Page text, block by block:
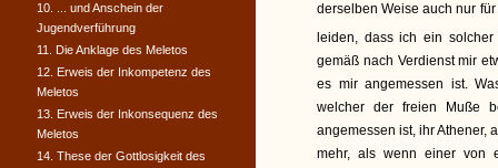
derselben Weise auch nur
leiden, dass ich ein
gemäß nach Verdienst mir
es mir angemessen ist.
welcher der freien Muße
angemessen ist, ihr Athener,
mehr, als wenn einer von
10. ... und Anschein der
Jugendverführung
11. Die Anklage des Meletos
12. Erweis der Inkompetenz des
Meletos
13. Erweis der Inkonsequenz des
Meletos
14. These der Gottlosigkeit des